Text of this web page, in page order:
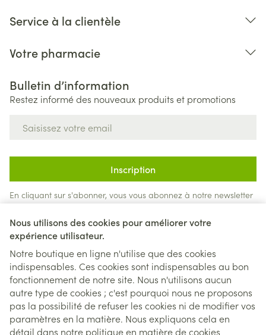
Nous utilisons des cookies pour améliorer votre
expérience utilisateur.
Notre boutique en ligne n'utilise que des cookies
indispensables. Ces cookies sont indispensables au bon
fonctionnement de notre site. Nous n'utilisons aucun
autre type de cookies ; c'est pourquoi nous ne proposons
pas la possibilité de refuser les cookies ni de modifier vos
paramètres en la matière. Nous expliquons cela en
détail dans notre politique en matière de cookies
Service à la clientèle
Votre pharmacie
Bulletin d’information
Restez informé des nouveaux produits et promotions
Inscription
En cliquant sur s'abonner, vous vous abonnez à notre newsletter
et acceptez notrepolitique de confidentialité.
Liens légaux